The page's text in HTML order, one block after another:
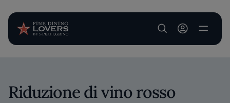
User account
Riduzione di vino rosso